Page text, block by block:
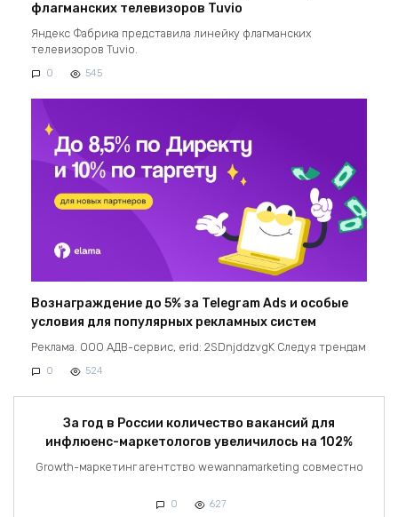
флагманских телевизоров Tuvio
Яндекс Фабрика представила линейку флагманских
телевизоров Tuvio.
0 545
Вознаграждение до 5% за Telegram Ads и особые
условия для популярных рекламных систем
Реклама. ООО АДВ-сервис, erid: 2SDnjddzvgK Следуя трендам
0 524
За год в России количество вакансий для
инфлюенс-маркетологов увеличилось на 102%
Growth-маркетинг агентство wewannamarketing совместно
0 627